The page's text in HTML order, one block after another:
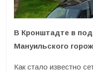
В Кронштадте в
Мануильского
Как стало известно